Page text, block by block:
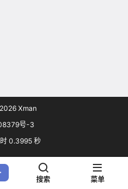
Xman
号-3
0.3995 秒
搜索 菜单